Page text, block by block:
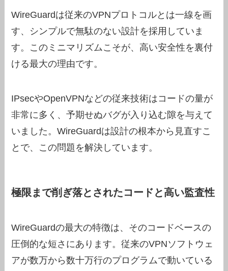
WireGuardは従来のVPNプロトコルとは一線を画
す、シンプルで無駄のない設計を採用していま
す。このミニマリズムこそが、高い安全性を裏付
ける最大の理由です。
IPsecやOpenVPNなどの従来技術はコードの量が
非常に多く、予期せぬバグが入り込む隙を与えて
いました。WireGuardは設計の根本から見直すこ
とで、この問題を解決しています。
極限まで削ぎ落とされたコードと高い監査性
WireGuardの最大の特徴は、そのコードベースの
圧倒的な短さにあります。従来のVPNソフトウェ
アが数万から数十万行のプログラムで動いている